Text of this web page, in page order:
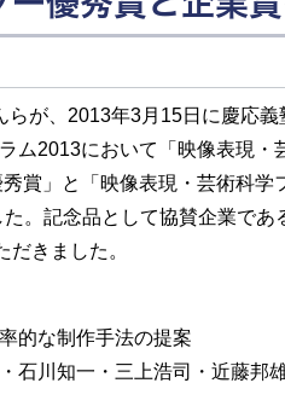
らが、2013年3月15日に慶応義
ム2013において「映像表現・
賞」と「映像表現・芸術科学
。記念品として協賛企業であ
だきました。
的な制作手法の提案
石川知一・三上浩司・近藤邦